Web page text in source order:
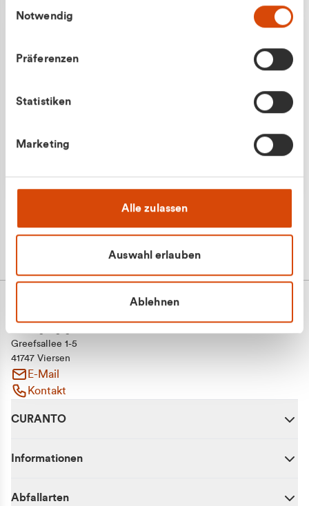
gesammelt haben.
Notwendig
Präferenzen
Statistiken
Marketing
Alle zulassen
Auswahl erlauben
Ablehnen
Greefsallee 1-5
41747 Viersen
E-Mail
Kontakt
CURANTO
Informationen
Abfallarten